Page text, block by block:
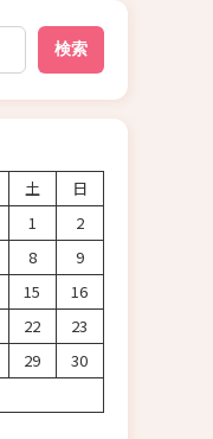
検索
土
日
1
2
8
9
15
16
22
23
29
30